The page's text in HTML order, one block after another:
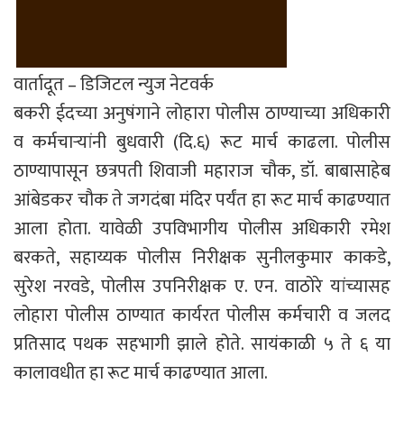
वार्तादूत – डिजिटल न्युज नेटवर्क
बकरी ईदच्या अनुषंगाने लोहारा पोलीस ठाण्याच्या अधिकारी
व कर्मचाऱ्यांनी बुधवारी (दि.६) रूट मार्च काढला. पोलीस
ठाण्यापासून छत्रपती शिवाजी महाराज चौक, डॉ. बाबासाहेब
आंबेडकर चौक ते जगदंबा मंदिर पर्यंत हा रूट मार्च काढण्यात
आला होता. यावेळी उपविभागीय पोलीस अधिकारी रमेश
बरकते, सहाय्यक पोलीस निरीक्षक सुनीलकुमार काकडे,
सुरेश नरवडे, पोलीस उपनिरीक्षक ए. एन. वाठोरे यांच्यासह
लोहारा पोलीस ठाण्यात कार्यरत पोलीस कर्मचारी व जलद
प्रतिसाद पथक सहभागी झाले होते. सायंकाळी ५ ते ६ या
कालावधीत हा रूट मार्च काढण्यात आला.